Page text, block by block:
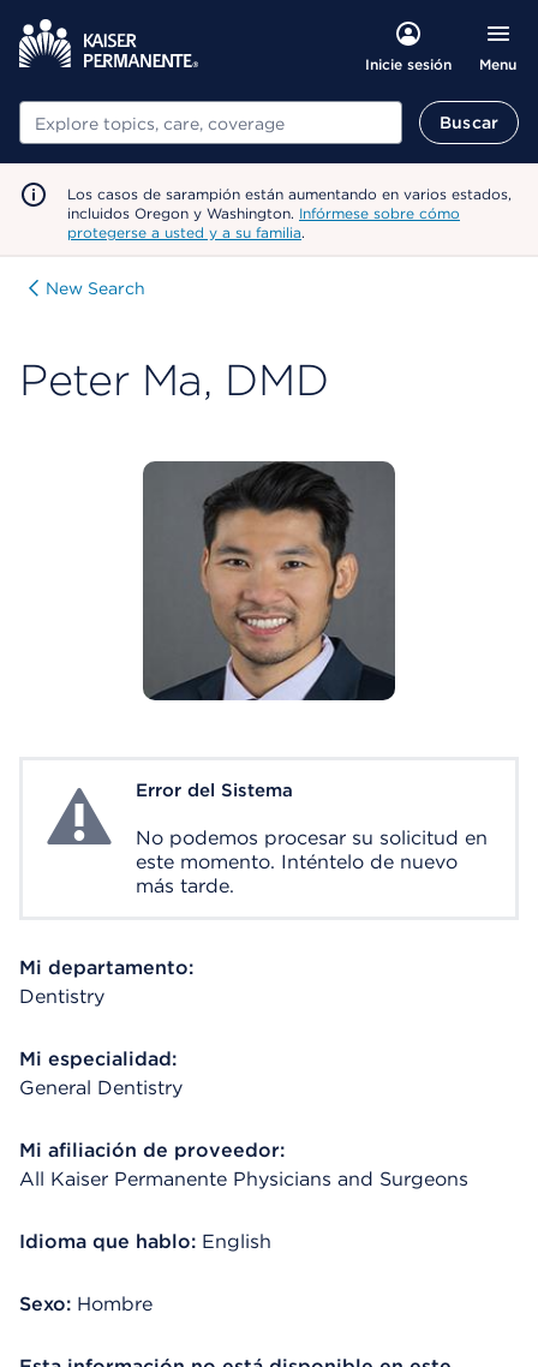
Inicie sesión Menu
Buscar Buscar
Los casos de sarampión están aumentando en varios estados,
incluidos Oregon y Washington. Infórmese sobre cómo
protegerse a usted y a su familia.
New Search
Peter Ma, DMD
System ErrorError del Sistema
No podemos procesar su solicitud en
este momento. Inténtelo de nuevo
más tarde.
Mi departamento:
Dentistry
Mi especialidad:
General Dentistry
Mi afiliación de proveedor:
All Kaiser Permanente Physicians and Surgeons
Idioma que hablo: English
Sexo: Hombre